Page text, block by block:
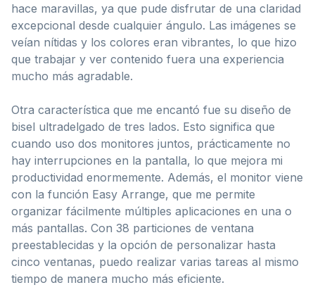
hace maravillas, ya que pude disfrutar de una claridad
excepcional desde cualquier ángulo. Las imágenes se
veían nítidas y los colores eran vibrantes, lo que hizo
que trabajar y ver contenido fuera una experiencia
mucho más agradable.
Otra característica que me encantó fue su diseño de
bisel ultradelgado de tres lados. Esto significa que
cuando uso dos monitores juntos, prácticamente no
hay interrupciones en la pantalla, lo que mejora mi
productividad enormemente. Además, el monitor viene
con la función Easy Arrange, que me permite
organizar fácilmente múltiples aplicaciones en una o
más pantallas. Con 38 particiones de ventana
preestablecidas y la opción de personalizar hasta
cinco ventanas, puedo realizar varias tareas al mismo
tiempo de manera mucho más eficiente.